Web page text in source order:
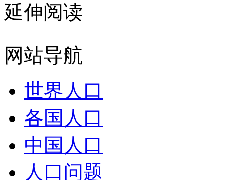
延伸阅读
网站导航
世界人口
各国人口
中国人口
人口问题